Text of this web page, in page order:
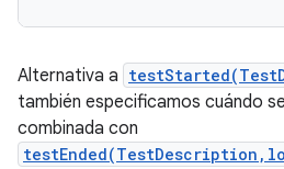
Alternativa a
también especificamos cuándo
combinada con